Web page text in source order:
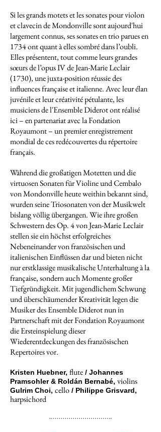
Si les grands motets et les sonates pour violon
et clavecin de Mondonville sont aujourd'hui
largement connus, ses sonates en trio parues en
1734 ont quant à elles sombré dans l’oubli.
Elles présentent, tout comme leurs grandes
sœurs de l’opus IV de Jean-Marie Leclair
(1730), une juxta-position réussie des
influences française et italienne. Avec leur élan
juvénile et leur créativité pétulante, les
musiciens de l'Ensemble Diderot ont réalisé
ici – en partenariat avec la Fondation
Royaumont – un premier enregistrement
mondial de ces redécouvertes du répertoire
français.
Während die großatigen Motetten und die
virtuosen Sonaten für Violine und Cembalo
von Mondonville heute weithin bekannt sind,
wurden seine Triosonaten von der Musikwelt
bislang völlig übergangen. Wie ihre großen
Schwestern des Op. 4 von Jean-Marie Leclair
stellen sie ein höchst erfolgreiches
Nebeneinander von französischen und
italienischen Einflüssen dar und bieten nicht
nur erstklassige musikalische Unterhaltung à la
française, sondern auch Momente großer
Tiefgründigkeit. Mit jugendlichem Schwung
und überschäumender Kreativität legen die
Musiker des Ensemble Diderot nun in
Partnerschaft mit der Fondation Royaumont
die Ersteinspielung dieser
Wiederentdeckungen des französischen
Repertoires vor.
Kristen Huebner, flute / Johannes
Pramsohler & Roldán Bernabé, violins
Gulrim Choi, cello / Philippe Grisvard,
harpsichord